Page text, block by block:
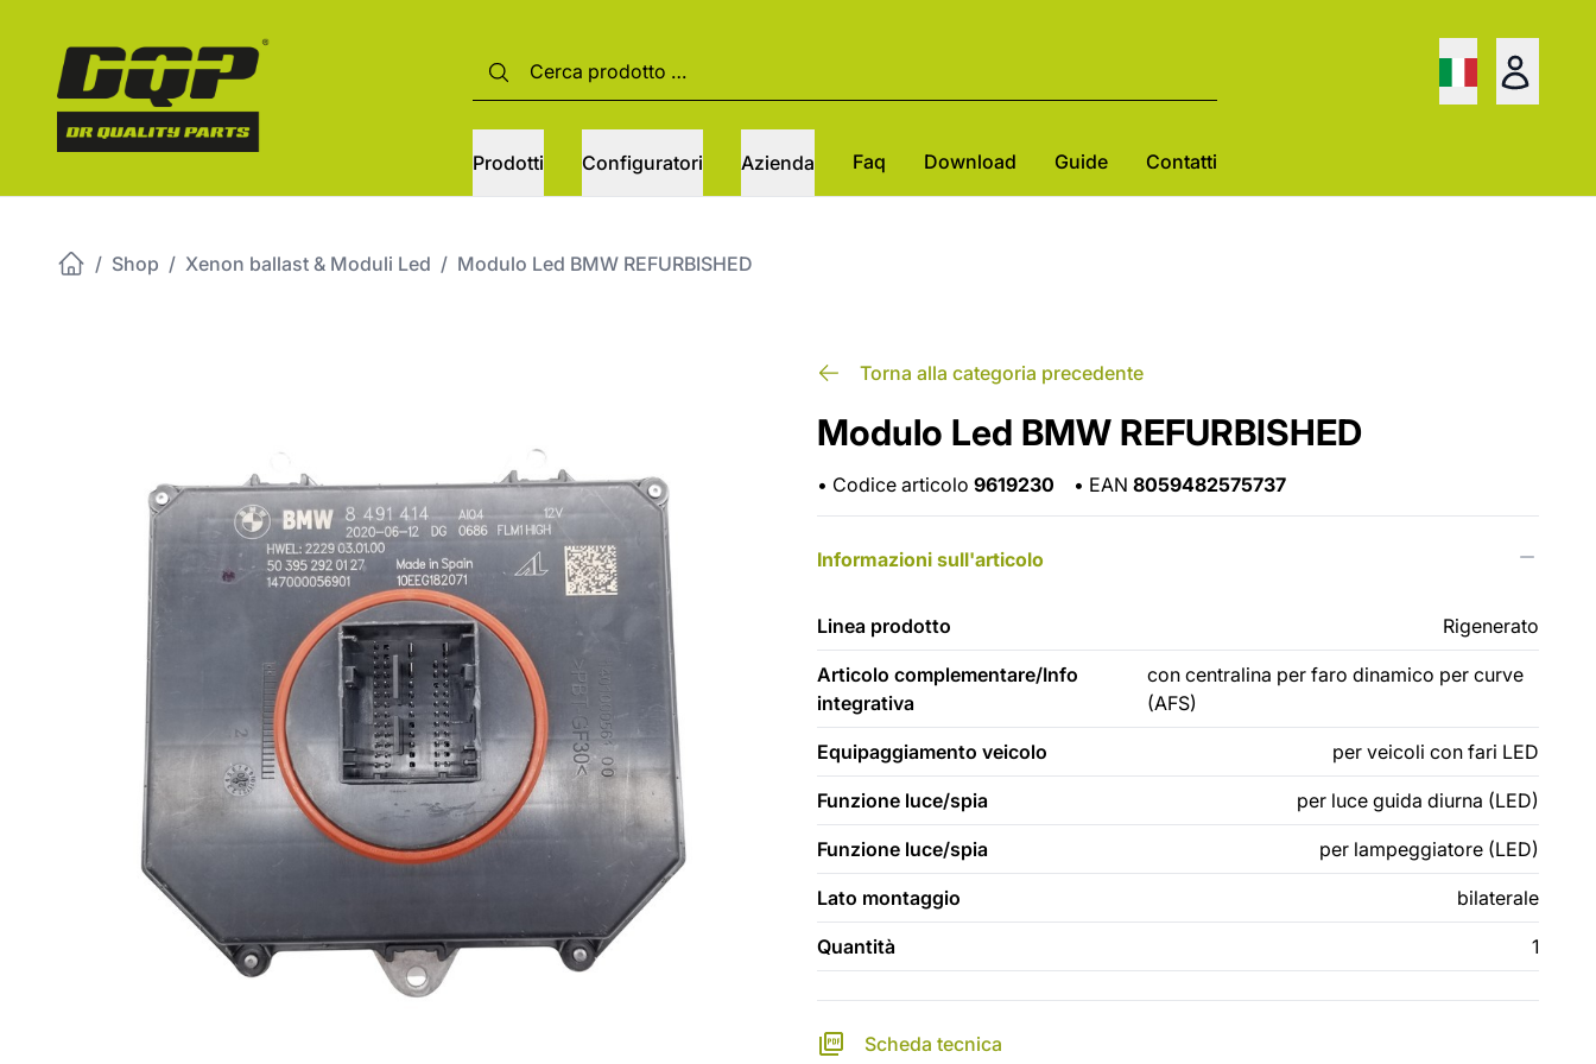
Prodotti Configuratori Azienda Faq Download Guide Contatti
/ Shop / Xenon ballast & Moduli Led / Modulo Led BMW REFURBISHED
Torna alla categoria precedente
Modulo Led BMW REFURBISHED
• Codice articolo 9619230 • EAN 8059482575737
Informazioni sull'articolo
Linea prodotto Rigenerato
Articolo complementare/Info
integrativa
con centralina per faro dinamico per curve
(AFS)
Equipaggiamento veicolo per veicoli con fari LED
Funzione luce/spia per luce guida diurna (LED)
Funzione luce/spia per lampeggiatore (LED)
Lato montaggio bilaterale
Quantità 1
Scheda tecnica